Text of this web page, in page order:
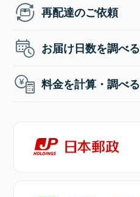
再配達のご依頼
お届け日数を調べる
料金を計算・調べる